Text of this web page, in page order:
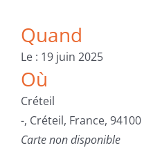
Quand
Le : 19 juin 2025
Où
Créteil
-, Créteil, France, 94100
Carte non disponible